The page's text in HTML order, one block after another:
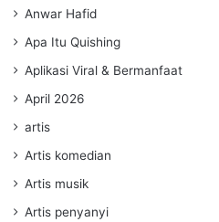
Anwar Hafid
Apa Itu Quishing
Aplikasi Viral & Bermanfaat
April 2026
artis
Artis komedian
Artis musik
Artis penyanyi